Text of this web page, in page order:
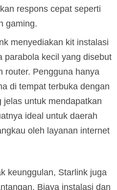
respons cepat seperti
gaming.
menyediakan kit instalasi
parabola kecil yang disebut
router. Pengguna hanya
di tempat terbuka dengan
jelas untuk mendapatkan
ideal untuk daerah
oleh layanan internet
keunggulan, Starlink juga
Biaya instalasi dan